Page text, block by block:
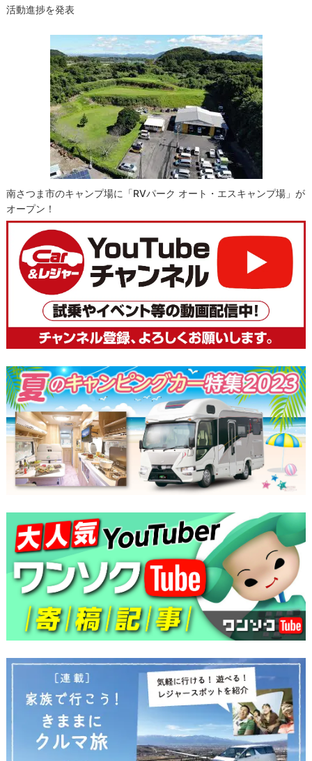
活動進捗を発表
南さつま市のキャンプ場に「RVパーク オート・エスキャンプ場」が
オープン！